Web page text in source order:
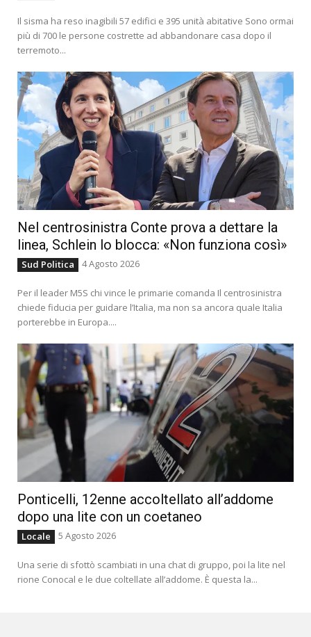
Il sisma ha reso inagibili 57 edifici e 395 unità abitative Sono ormai
più di 700 le persone costrette ad abbandonare casa dopo il
terremoto...
Nel centrosinistra Conte prova a dettare la
linea, Schlein lo blocca: «Non funziona così»
Sud Politica 4 Agosto 2026
Per il leader M5S chi vince le primarie comanda Il centrosinistra
chiede fiducia per guidare l’Italia, ma non sa ancora quale Italia
porterebbe in Europa....
Ponticelli, 12enne accoltellato all’addome
dopo una lite con un coetaneo
Locale 5 Agosto 2026
Una serie di sfottò scambiati in una chat di gruppo, poi la lite nel
rione Conocal e le due coltellate all’addome. È questa la...